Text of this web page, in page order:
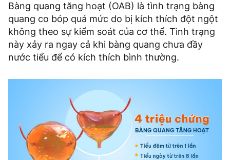
Bàng quang tăng hoạt (OAB) là tình trạng bàng
quang co bóp quá mức do bị kích thích đột ngột
không theo sự kiểm soát của cơ thể. Tình trạng
này xảy ra ngay cả khi bàng quang chưa đầy
nước tiểu để có kích thích bình thường.